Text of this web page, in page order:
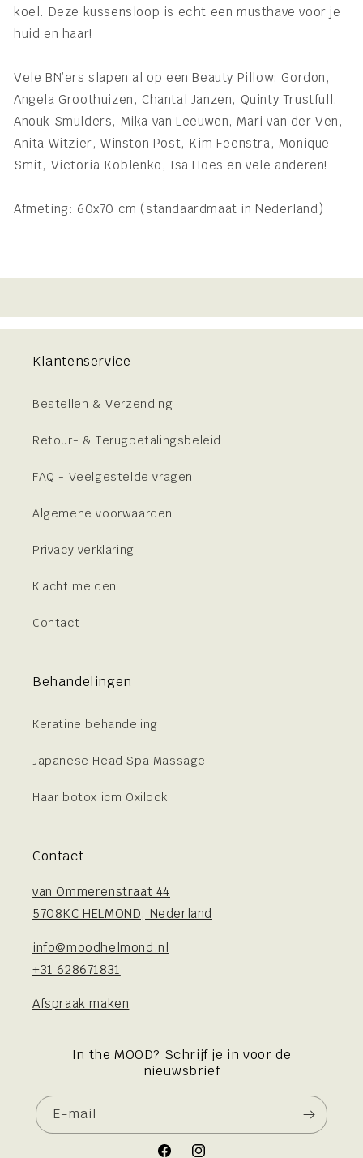
koel. Deze kussensloop is echt een musthave voor je
huid en haar!
Vele BN’ers slapen al op een Beauty Pillow: Gordon,
Angela Groothuizen, Chantal Janzen, Quinty Trustfull,
Anouk Smulders, Mika van Leeuwen, Mari van der Ven,
Anita Witzier, Winston Post, Kim Feenstra, Monique
Smit, Victoria Koblenko, Isa Hoes en vele anderen!
Afmeting: 60x70 cm (standaardmaat in Nederland)
Klantenservice
Bestellen & Verzending
Retour- & Terugbetalingsbeleid
FAQ - Veelgestelde vragen
Algemene voorwaarden
Privacy verklaring
Klacht melden
Contact
Behandelingen
Keratine behandeling
Japanese Head Spa Massage
Haar botox icm Oxilock
Contact
van Ommerenstraat 44
5708KC HELMOND, Nederland
info@moodhelmond.nl
+31 628671831
Afspraak maken
In the MOOD? Schrijf je in voor de
nieuwsbrief
E‑mail